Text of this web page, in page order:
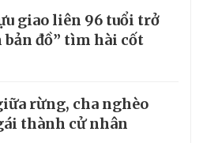
giao liên 96 tuổi trở
đồ” tìm hài cốt
rừng, cha nghèo
thành cử nhân